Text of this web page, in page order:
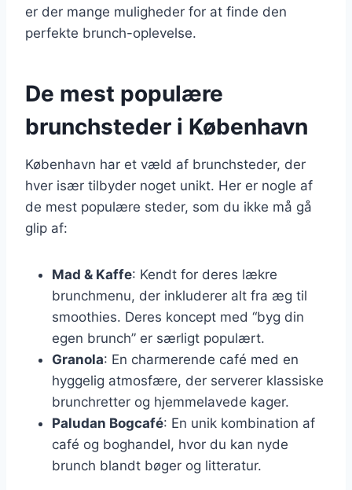
er der mange muligheder for at finde den
perfekte brunch-oplevelse.
De mest populære
brunchsteder i København
København har et væld af brunchsteder, der
hver især tilbyder noget unikt. Her er nogle af
de mest populære steder, som du ikke må gå
glip af:
Mad & Kaffe: Kendt for deres lækre
brunchmenu, der inkluderer alt fra æg til
smoothies. Deres koncept med “byg din
egen brunch” er særligt populært.
Granola: En charmerende café med en
hyggelig atmosfære, der serverer klassiske
brunchretter og hjemmelavede kager.
Paludan Bogcafé: En unik kombination af
café og boghandel, hvor du kan nyde
brunch blandt bøger og litteratur.